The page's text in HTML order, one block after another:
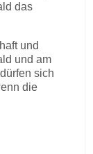
das
und
und am
sich
die